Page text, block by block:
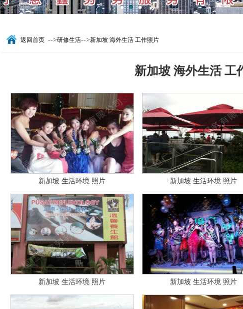
返回首页 -->研修生活-->新加坡 海外生活 工作照片
新加坡 海外生活 工
新加坡 生活环境 照片 新加坡 生活环境 照片
新加坡 生活环境 照片 新加坡 生活环境 照片